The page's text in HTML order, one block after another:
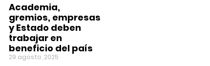
Academia,
gremios, empresas
y Estado deben
trabajar en
beneficio del país
29 agosto, 2025